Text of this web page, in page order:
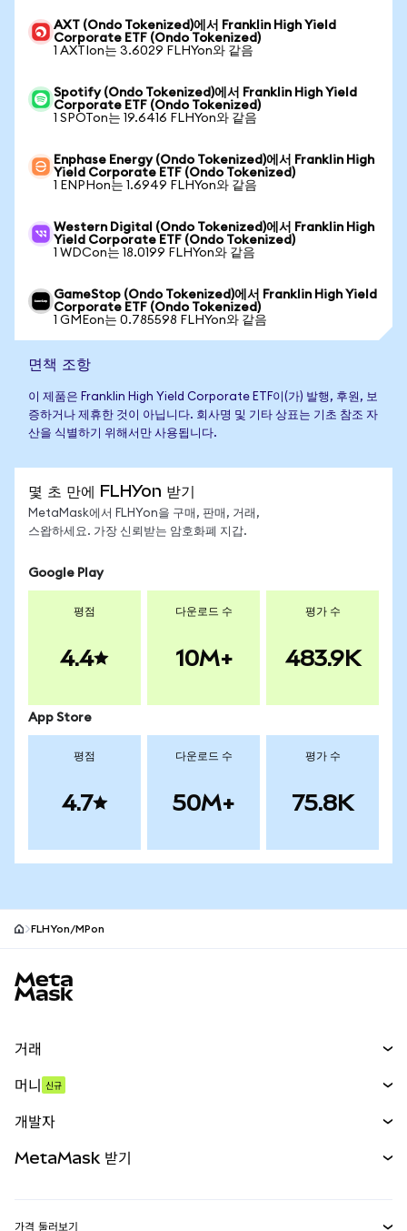
AXT (Ondo Tokenized)에서 Franklin High Yield
Corporate ETF (Ondo Tokenized)
1 AXTIon는 3.6029 FLHYon와 같음
Spotify (Ondo Tokenized)에서 Franklin High Yield
Corporate ETF (Ondo Tokenized)
1 SPOTon는 19.6416 FLHYon와 같음
Enphase Energy (Ondo Tokenized)에서 Franklin High
Yield Corporate ETF (Ondo Tokenized)
1 ENPHon는 1.6949 FLHYon와 같음
Western Digital (Ondo Tokenized)에서 Franklin High
Yield Corporate ETF (Ondo Tokenized)
1 WDCon는 18.0199 FLHYon와 같음
GameStop (Ondo Tokenized)에서 Franklin High Yield
Corporate ETF (Ondo Tokenized)
1 GMEon는 0.785598 FLHYon와 같음
면책 조항
이 제품은 Franklin High Yield Corporate ETF이(가) 발행, 후원, 보
증하거나 제휴한 것이 아닙니다. 회사명 및 기타 상표는 기초 참조 자
산을 식별하기 위해서만 사용됩니다.
몇 초 만에 FLHYon 받기
MetaMask에서 FLHYon을 구매, 판매, 거래,
스왑하세요. 가장 신뢰받는 암호화폐 지갑.
Google Play
평점
4.4
다운로드 수
10M+
평가 수
483.9K
App Store
평점
4.7
다운로드 수
50M+
평가 수
75.8K
FLHYon/MPon
거래
무기한 선물
실물자산
머니 신규
개발자
MetaMask 받기
가격 둘러보기